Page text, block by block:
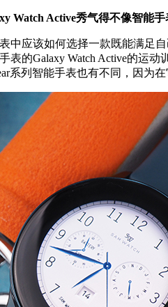
Watch Active秀气得不像智能手
应该如何选择一款既能满足自
表的Galaxy Watch Active的运
系列智能手表也有不同，因为